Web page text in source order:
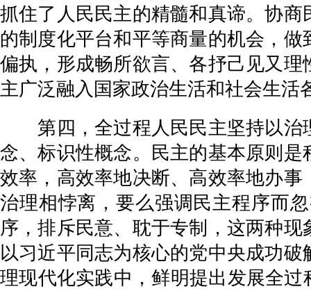
抓住了人民民主的精髓和真谛。协
的制度化平台和平等商量的机会，
偏执，形成畅所欲言、各抒己见又
主广泛融入国家政治生活和社会生活
第四，全过程人民民主坚持以治
念、标识性概念。民主的基本原则
效率，高效率地决断、高效率地办
治理相悖离，要么强调民主程序而
序，排斥民意、耽于专制，这两种
以习近平同志为核心的党中央成功
理现代化实践中，鲜明提出发展全